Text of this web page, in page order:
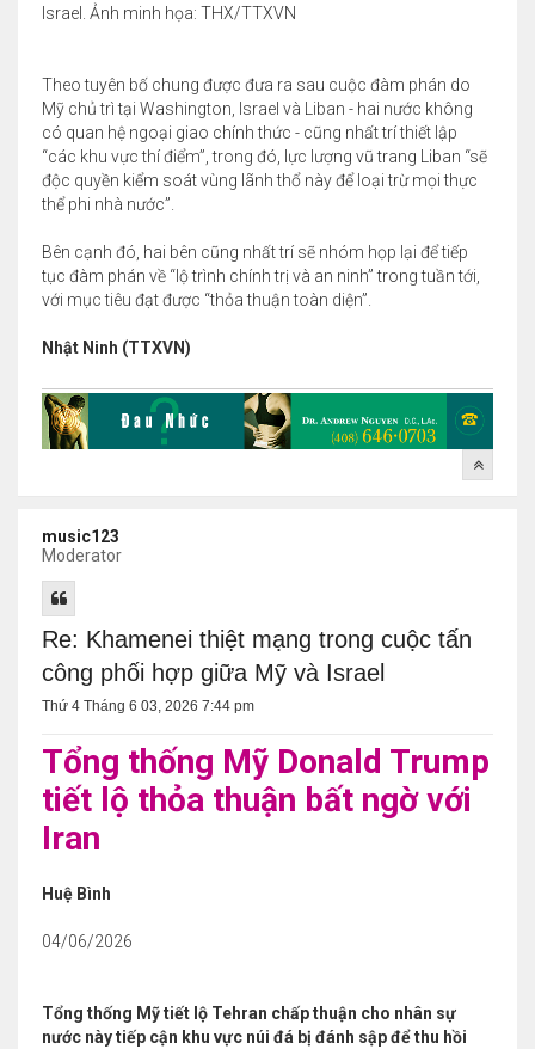
Israel. Ảnh minh họa: THX/TTXVN
Theo tuyên bố chung được đưa ra sau cuộc đàm phán do
Mỹ chủ trì tại Washington, Israel và Liban - hai nước không
có quan hệ ngoại giao chính thức - cũng nhất trí thiết lập
“các khu vực thí điểm”, trong đó, lực lượng vũ trang Liban “sẽ
độc quyền kiểm soát vùng lãnh thổ này để loại trừ mọi thực
thể phi nhà nước”.
Bên cạnh đó, hai bên cũng nhất trí sẽ nhóm họp lại để tiếp
tục đàm phán về “lộ trình chính trị và an ninh” trong tuần tới,
với mục tiêu đạt được “thỏa thuận toàn diện”.
Nhật Ninh (TTXVN)
music123
Moderator
Re: Khamenei thiệt mạng trong cuộc tấn
công phối hợp giữa Mỹ và Israel
Thứ 4 Tháng 6 03, 2026 7:44 pm
Tổng thống Mỹ Donald Trump
tiết lộ thỏa thuận bất ngờ với
Iran
Huệ Bình
04/06/2026
Tổng thống Mỹ tiết lộ Tehran chấp thuận cho nhân sự
nước này tiếp cận khu vực núi đá bị đánh sập để thu hồi